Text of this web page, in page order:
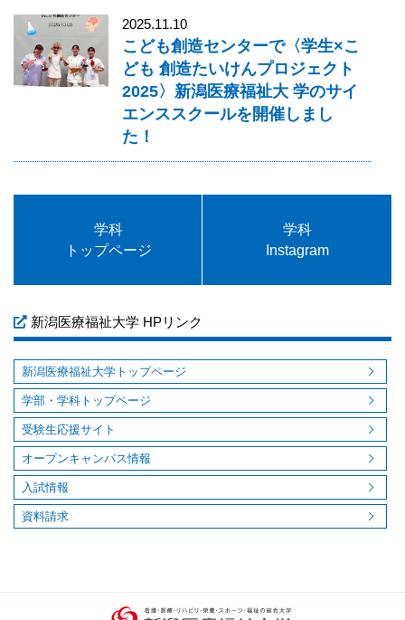
2025.11.10
こども創造センターで〈学生×こ
ども 創造たいけんプロジェクト
2025〉新潟医療福祉大 学のサイ
エンススクールを開催しまし
た！
学科
トップページ
学科
Instagram
新潟医療福祉大学 HPリンク
新潟医療福祉大学トップページ
学部・学科トップページ
受験生応援サイト
オープンキャンパス情報
入試情報
資料請求